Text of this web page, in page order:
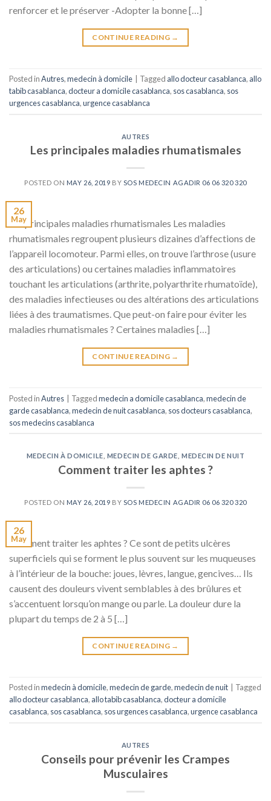
renforcer et le préserver -Adopter la bonne […]
CONTINUE READING →
Posted inAutres,medecin à domicile Tagged allo docteur casablanca, allo
tabib casablanca,docteur a domicile casablanca, sos casablanca, sos
urgences casablanca,urgence casablanca
AUTRES
Les principales maladies rhumatismales
POSTED ON MAY 26, 2019 BY SOS MEDECIN AGADIR 06 06 320 320
26
May
Les principales maladies rhumatismales Les maladies
rhumatismales regroupent plusieurs dizaines d’affections de
l’appareil locomoteur. Parmi elles, on trouve l’arthrose (usure
des articulations) ou certaines maladies inflammatoires
touchant les articulations (arthrite, polyarthrite rhumatoïde),
des maladies infectieuses ou des altérations des articulations
liées à des traumatismes. Que peut-on faire pour éviter les
maladies rhumatismales ? Certaines maladies […]
CONTINUE READING →
Posted inAutres Taggedmedecin a domicile casablanca,medecin de
garde casablanca,medecin de nuit casablanca, sos docteurs casablanca,
sos medecins casablanca
MEDECIN À DOMICILE MEDECIN DE GARDE MEDECIN DE NUIT
Comment traiter les aphtes ?
POSTED ON MAY 26, 2019 BY SOS MEDECIN AGADIR 06 06 320 320
26
May
Comment traiter les aphtes ? Ce sont de petits ulcères
superficiels qui se forment le plus souvent sur les muqueuses
à l’intérieur de la bouche: joues, lèvres, langue, gencives… Ils
causent des douleurs vivent semblables à des brûlures et
s’accentuent lorsqu’on mange ou parle. La douleur dure la
plupart du temps de 2 à 5 […]
CONTINUE READING →
Posted inmedecin à domicile,medecin de garde,medecin de nuit
Tagged
allo docteur casablanca, allo tabib casablanca,docteur a domicile
casablanca, sos casablanca, sos urgences casablanca,urgence casablanca
AUTRES
Conseils pour prévenir les Crampes
Musculaires